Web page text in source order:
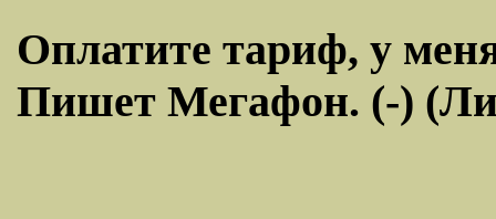
Оплатите тариф, у
Пишет Мегафон. (-)